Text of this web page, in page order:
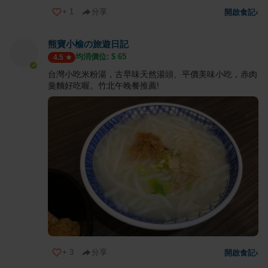
+ 1 分享 開啟食記›
熊寶小榆の旅遊日記
4.5 均消價位: $ 65
台灣小吃米粉湯，古早味天然湯頭、平價美味小吃，赤肉
羹麵好吃喔。竹北午晚餐推薦!
+ 3 分享 開啟食記›